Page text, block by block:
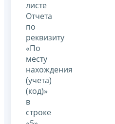
листе
Отчета
по
реквизиту
«По
месту
нахождения
(учета)
(код)»
в
строке